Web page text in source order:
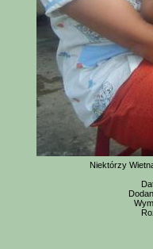
Niektórzy